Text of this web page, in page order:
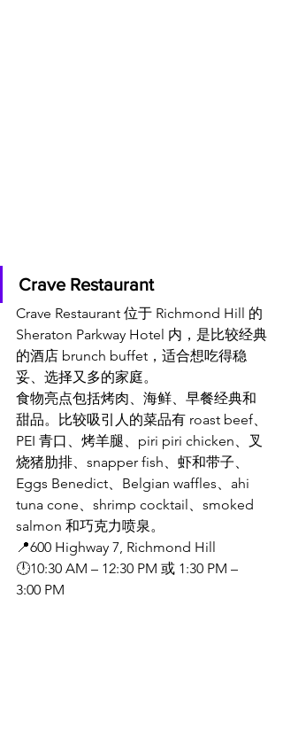
Crave Restaurant
Crave Restaurant 位于 Richmond Hill 的
Sheraton Parkway Hotel 内，是比较经典
的酒店 brunch buffet，适合想吃得稳
妥、选择又多的家庭。
食物亮点包括烤肉、海鲜、早餐经典和
甜品。比较吸引人的菜品有 roast beef、
PEI 青口、烤羊腿、piri piri chicken、叉
烧猪肋排、snapper fish、虾和带子、
Eggs Benedict、Belgian waffles、ahi
tuna cone、shrimp cocktail、smoked
salmon 和巧克力喷泉。
📍600 Highway 7, Richmond Hill
🕛10:30 AM – 12:30 PM 或 1:30 PM –
3:00 PM